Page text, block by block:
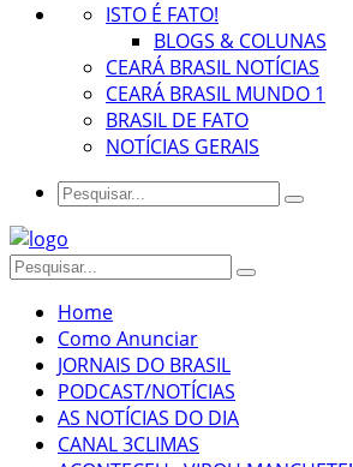
ISTO É FATO!
BLOGS & COLUNAS
CEARÁ BRASIL NOTÍCIAS
CEARÁ BRASIL MUNDO 1
BRASIL DE FATO
NOTÍCIAS GERAIS
Home
Como Anunciar
JORNAIS DO BRASIL
PODCAST/NOTÍCIAS
AS NOTÍCIAS DO DIA
CANAL 3CLIMAS